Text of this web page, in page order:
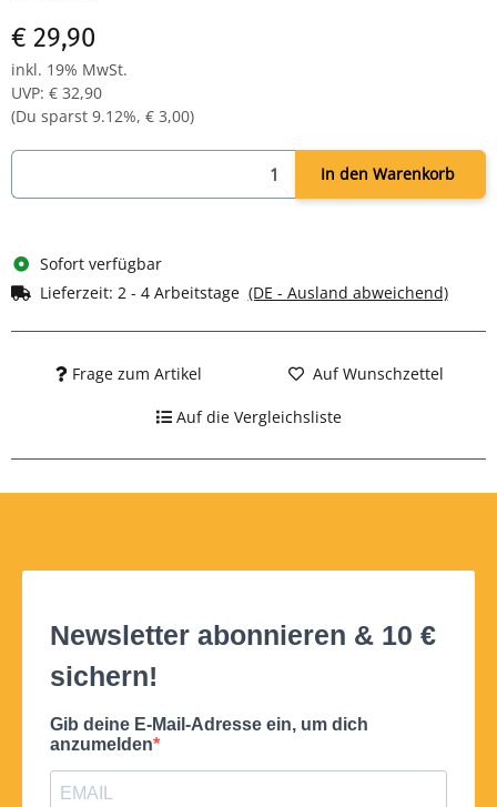
€ 29,90
inkl. 19% MwSt.
UVP: € 32,90
(Du sparst 9.12%, € 3,00)
In den Warenkorb
Sofort verfügbar
Lieferzeit: 2 - 4 Arbeitstage (DE - Ausland abweichend)
Frage zum Artikel Auf Wunschzettel
Auf die Vergleichsliste